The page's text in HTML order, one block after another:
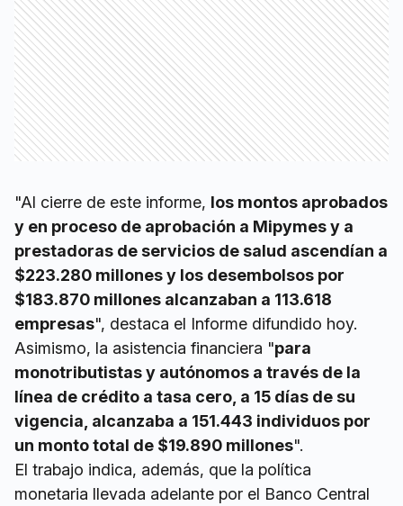
"Al cierre de este informe, los montos aprobados
y en proceso de aprobación a Mipymes y a
prestadoras de servicios de salud ascendían a
$223.280 millones y los desembolsos por
$183.870 millones alcanzaban a 113.618
empresas", destaca el Informe difundido hoy.
Asimismo, la asistencia financiera "para
monotributistas y autónomos a través de la
línea de crédito a tasa cero, a 15 días de su
vigencia, alcanzaba a 151.443 individuos por
un monto total de $19.890 millones".
El trabajo indica, además, que la política
monetaria llevada adelante por el Banco Central